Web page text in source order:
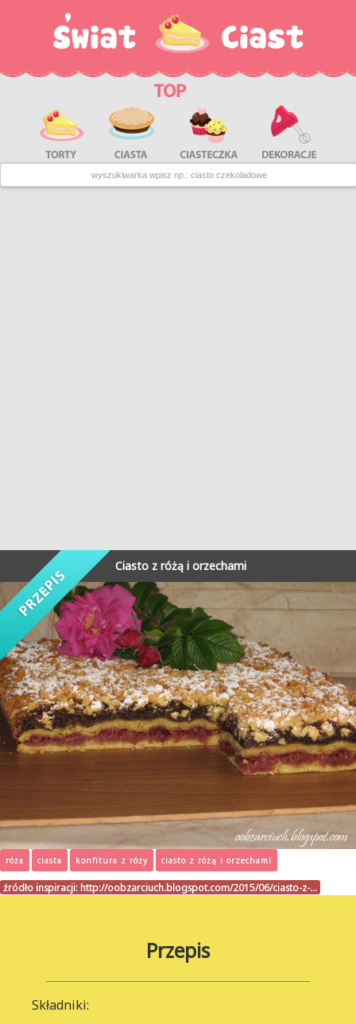
Ciasto z różą i orzechami
róża ciasta konfitura z róży ciasto z różą i orzechami
źródło inspiracji: http://oobzarciuch.blogspot.com/2015/06/ciasto-z-…
Przepis
Składniki: